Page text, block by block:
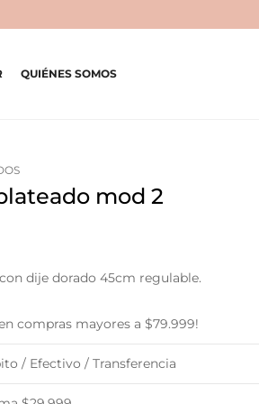
VENTA
QUIÉNES SOMOS
mod 2
dije dorado 45cm regulable.
compras mayores a $79.999!
/ Efectivo / Transferencia